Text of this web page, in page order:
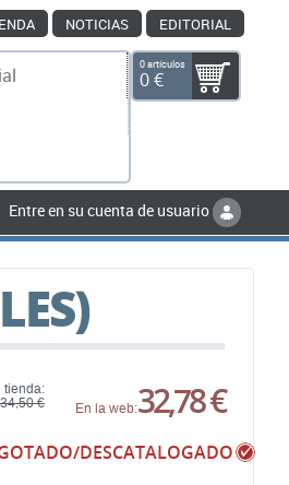
NOTICIAS EDITORIAL
0 artículos
0 €
Entre en su cuenta de usuario
tienda:
34,50 €
En la web:32,78 €
DESCATALOGADO